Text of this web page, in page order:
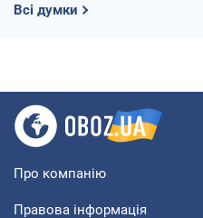
Всі думки
Про компанію
Правова інформація